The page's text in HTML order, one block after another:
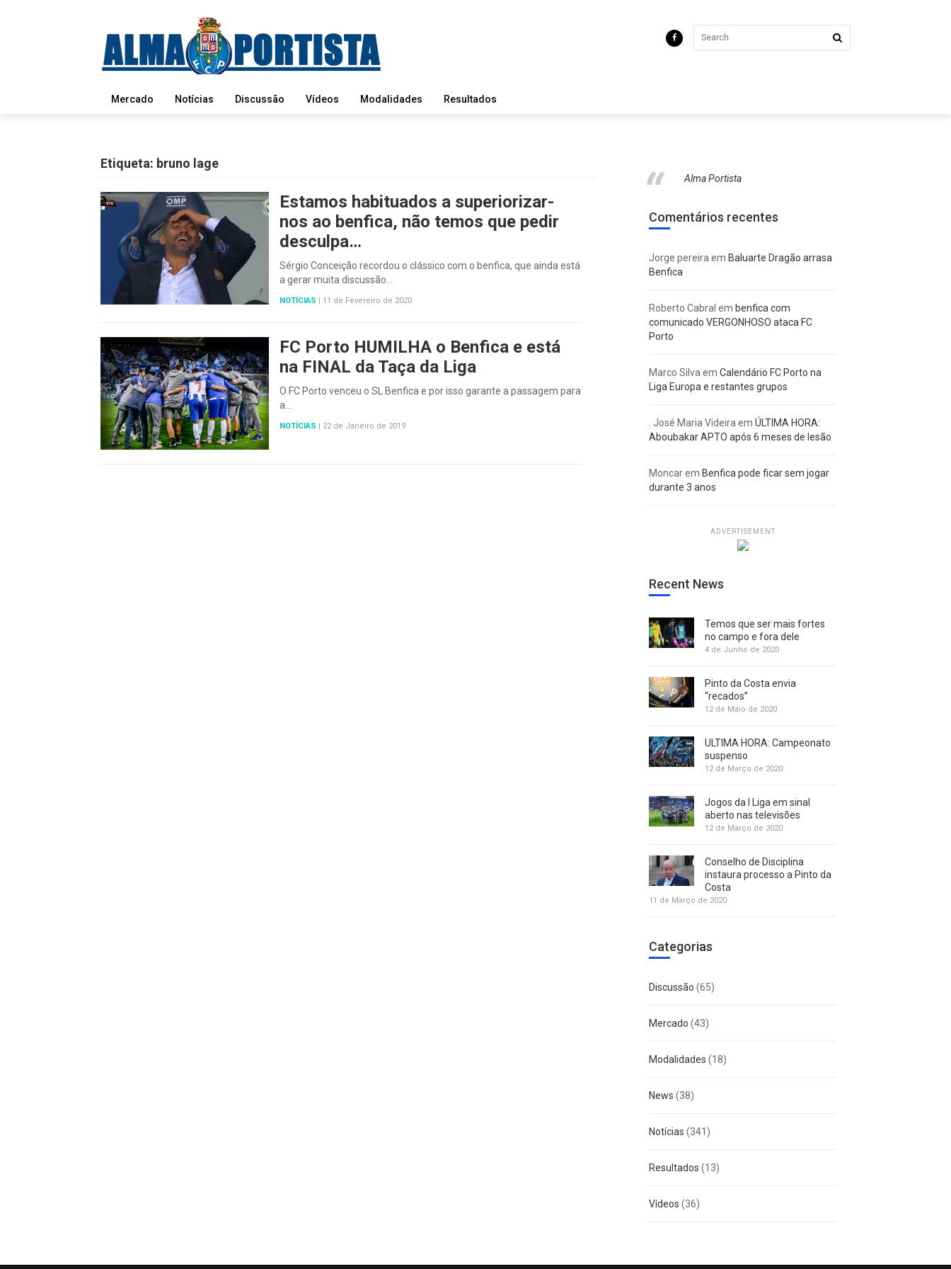
Mercado Notícias Discussão Vídeos Modalidades Resultados
Etiqueta: bruno lage
Estamos habituados a superiorizar-
nos ao benfica, não temos que pedir
desculpa…
Sérgio Conceição recordou o clássico com o benfica, que ainda está
a gerar muita discussão…
NOTÍCIAS | 11 de Fevereiro de 2020
FC Porto HUMILHA o Benfica e está
na FINAL da Taça da Liga
O FC Porto venceu o SL Benfica e por isso garante a passagem para
a…
NOTÍCIAS | 22 de Janeiro de 2019
Alma Portista
Comentários recentes
Jorge pereira em Baluarte Dragão arrasa
Benfica
Roberto Cabral em benfica com
comunicado VERGONHOSO ataca FC
Porto
Marco Silva em Calendário FC Porto na
Liga Europa e restantes grupos
. José Maria Videira em ÚLTIMA HORA:
Aboubakar APTO após 6 meses de lesão
Moncarem Benfica pode ficar sem jogar
durante 3 anos
ADVERTISEMENT
Recent News
Temos que ser mais fortes
no campo e fora dele
4 de Junho de 2020
Pinto da Costa envia
“recados”
12 de Maio de 2020
ULTIMA HORA: Campeonato
suspenso
12 de Março de 2020
Jogos da I Liga em sinal
aberto nas televisões
12 de Março de 2020
Conselho de Disciplina
instaura processo a Pinto da
Costa
11 de Março de 2020
Categorias
Discussão (65)
Mercado (43)
Modalidades (18)
News (38)
Notícias (341)
Resultados (13)
Vídeos (36)